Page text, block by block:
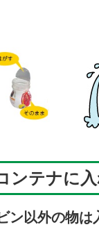
ンテナに入
ン以外の物は